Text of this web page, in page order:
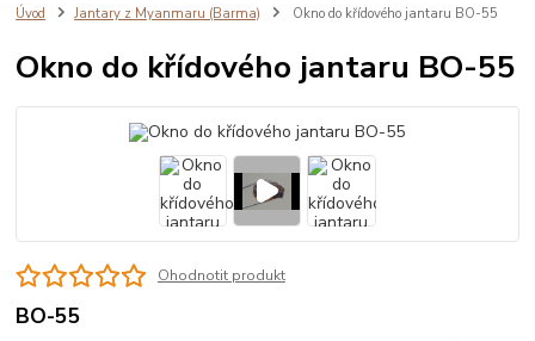
Úvod Jantary z Myanmaru (Barma) Okno do křídového jantaru BO-55
Okno do křídového jantaru BO-55
Ohodnotit produkt
BO-55